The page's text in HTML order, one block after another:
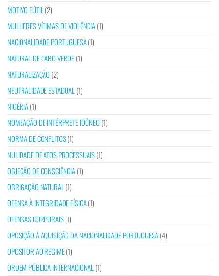
MOTIVO FÚTIL (2)
MULHERES VÍTIMAS DE VIOLÊNCIA(1)
NACIONALIDADE PORTUGUESA(1)
NATURAL DE CABO VERDE(1)
NATURALIZAÇÃO (2)
NEUTRALIDADE ESTADUAL (1)
NIGÉRIA(1)
NOMEAÇÃO DE INTÉRPRETE IDÓNEO (1)
NORMA DE CONFLITOS(1)
NULIDADE DE ATOS PROCESSUAIS(1)
OBJEÇÃO DE CONSCIÊNCIA(1)
OBRIGAÇÃO NATURAL (1)
OFENSA À INTEGRIDADE FÍSICA(1)
OFENSAS CORPORAIS(1)
OPOSIÇÃO À AQUISIÇÃO DA NACIONALIDADE PORTUGUESA(4)
OPOSITOR AO REGIME(1)
ORDEM PÚBLICA INTERNACIONAL (1)